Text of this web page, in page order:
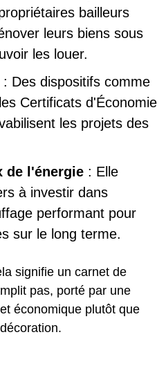
bailleurs
leurs biens sous
les louer.
: Des dispositifs comme
Certificats d'Économie
les projets des
de l'énergie : Elle
à investir dans
performant pour
sur le long terme.
signifie un carnet de
pas, porté par une
économique plutôt que